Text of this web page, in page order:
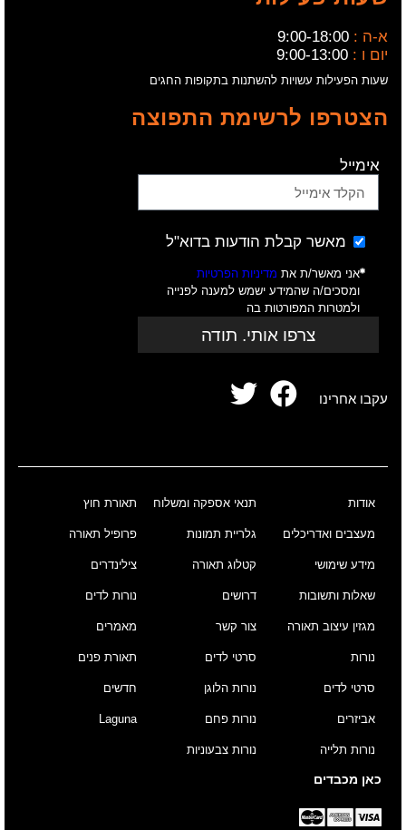
א-ה : 9:00-18:00
יום ו : 9:00-13:00
שעות הפעילות עשויות להשתנות בתקופות החגים
הצטרפו לרשימת התפוצה
אימייל
מאשר קבלת הודעות בדוא"ל
אני מאשר/ת את מדיניות הפרטיות
ומסכים/ה שהמידע ישמש למענה לפנייה
ולמטרות המפורטות בה
צרפו אותי. תודה
עקבו אחרינו
אודות
מעצבים ואדריכלים
מידע שימושי
שאלות ותשובות
מגזין עיצוב תאורה
תנאי אספקה ומשלוח
גלריית תמונות
קטלוג תאורה
דרושים
צור קשר
תאורת חוץ
פרופיל תאורה
צילינדרים
נורות לדים
מאמרים
נורות
סרטי לדים
אביזרים
נורות תלייה
סרטי לדים
נורות הלוגן
נורות פחם
נורות צבעוניות
תאורת פנים
חדשים
Laguna
כאן מכבדים